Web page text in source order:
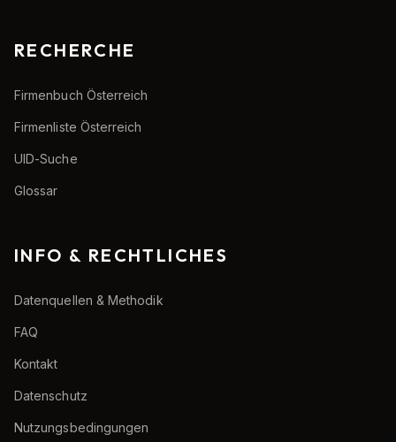
RECHERCHE
Firmenbuch Österreich
Firmenliste Österreich
UID-Suche
Glossar
INFO & RECHTLICHES
Datenquellen & Methodik
FAQ
Kontakt
Datenschutz
Nutzungsbedingungen